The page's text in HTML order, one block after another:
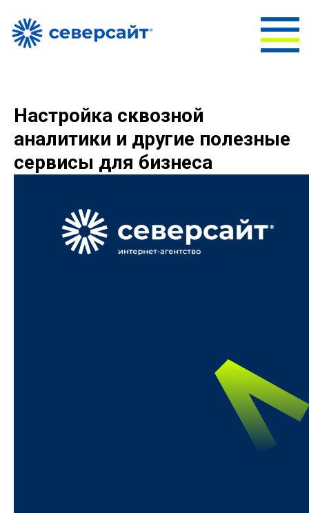
Настройка сквозной
аналитики и другие полезные
сервисы для бизнеса